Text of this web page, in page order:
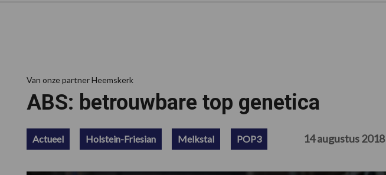
Van onze partner Heemskerk
ABS: betrouwbare top genetica
Actueel Holstein-Friesian Melkstal POP3 14 augustus 2018